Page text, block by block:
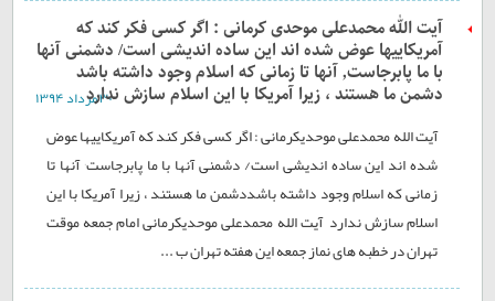
آیت الله محمدعلی موحدی کرمانی : اگر کسی فکر کند که
آمریکاییها عوض شده اند این ساده اندیشی است/ دشمنی آنها
با ما پابرجاست٬ آنها تا زمانی که اسلام وجود داشته باشد
دشمن ما هستند ، زیرا آمریکا با این اسلام سازش ندارد
۳۰ مرداد ۱۳۹۴
آیت الله محمدعلی موحدیکرمانی : اگر کسی فکر کند که آمریکاییها عوض
شده اند این ساده اندیشی است/ دشمنی آنها با ما پابرجاست٬ آنها تا
زمانی که اسلام وجود داشته باشددشمن ما هستند ، زیرا آمریکا با این
اسلام سازش ندارد آیت الله محمدعلی موحدیکرمانی امام جمعه موقت
تهران در خطبه های نماز جمعه این هفته تهران ب ...